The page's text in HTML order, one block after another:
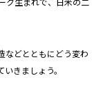
などとともにどう変わ
きましょう。